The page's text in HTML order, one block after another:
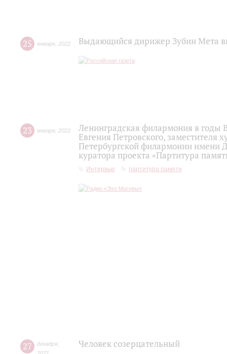
25 января 2022 Выдающийся дирижер Зубин Мета
23 января 2022
Ленинградская филармония в годы
Евгения Петровского, заместителя
Петербургской филармонии имени
куратора проекта «Партитура
Интервью партитура памяти
27 декабря Человек созерцательный